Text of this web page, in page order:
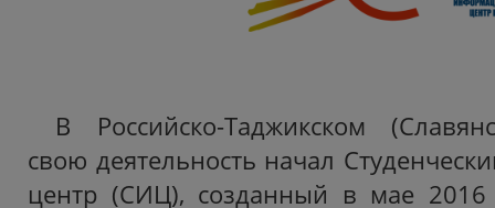
В Российско-Таджикском
свою деятельность начал
центр (СИЦ), созданный в мае 2016